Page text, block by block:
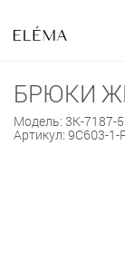
БРЮКИ
Модель: 3К-7187-5
Артикул: 9С603-1-